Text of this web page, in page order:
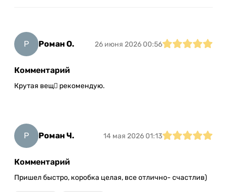
Р Роман О. 26 июня 2026 00:56
Комментарий
Крутая вещ рекомендую.
Р Роман Ч. 14 мая 2026 01:13
Комментарий
Пришел быстро, коробка целая, все отлично- счастлив)